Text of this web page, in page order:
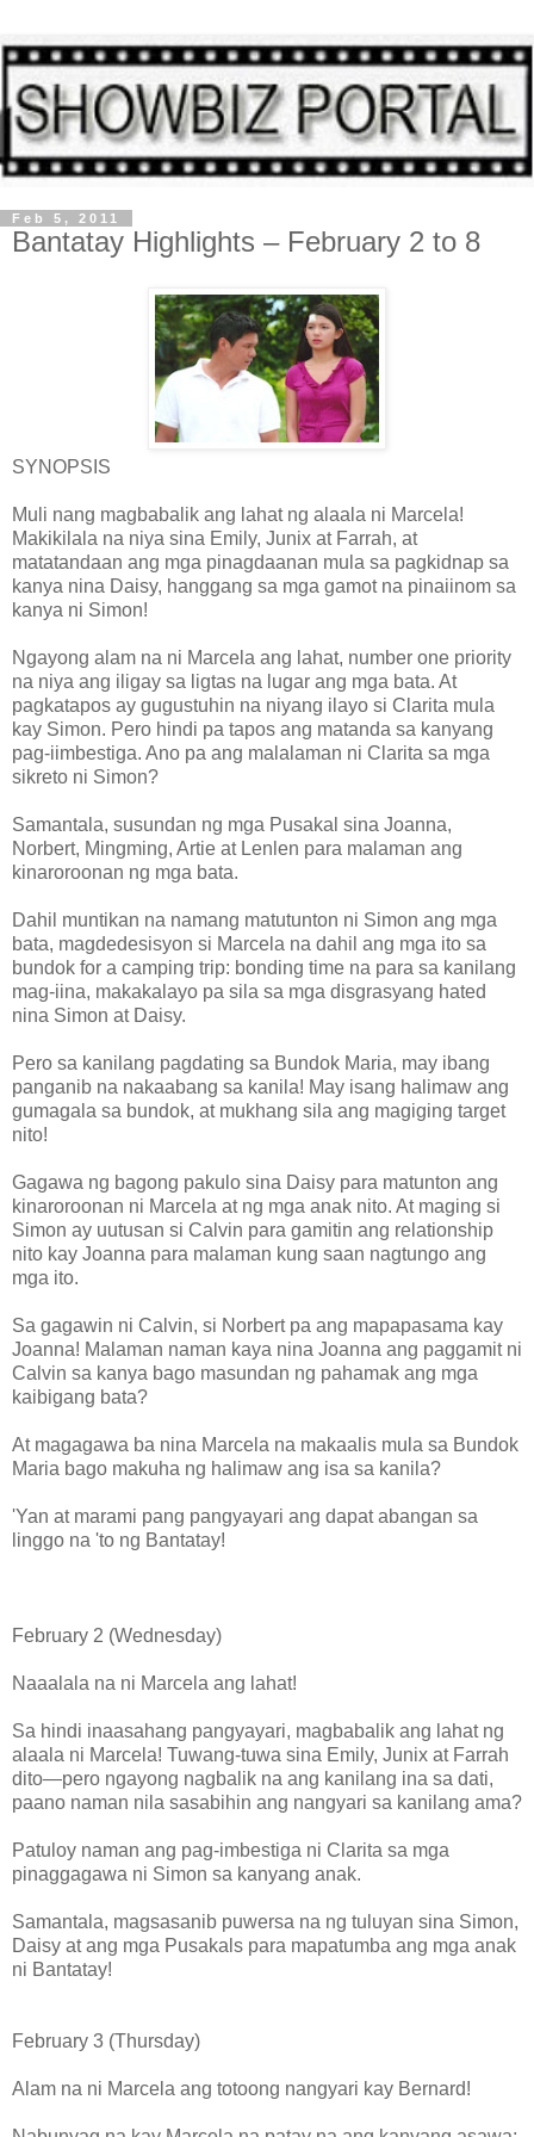
Feb 5, 2011
Bantatay Highlights – February 2 to 8
SYNOPSIS
Muli nang magbabalik ang lahat ng alaala ni Marcela!
Makikilala na niya sina Emily, Junix at Farrah, at
matatandaan ang mga pinagdaanan mula sa pagkidnap sa
kanya nina Daisy, hanggang sa mga gamot na pinaiinom sa
kanya ni Simon!
Ngayong alam na ni Marcela ang lahat, number one priority
na niya ang iligay sa ligtas na lugar ang mga bata. At
pagkatapos ay gugustuhin na niyang ilayo si Clarita mula
kay Simon. Pero hindi pa tapos ang matanda sa kanyang
pag-iimbestiga. Ano pa ang malalaman ni Clarita sa mga
sikreto ni Simon?
Samantala, susundan ng mga Pusakal sina Joanna,
Norbert, Mingming, Artie at Lenlen para malaman ang
kinaroroonan ng mga bata.
Dahil muntikan na namang matutunton ni Simon ang mga
bata, magdedesisyon si Marcela na dahil ang mga ito sa
bundok for a camping trip: bonding time na para sa kanilang
mag-iina, makakalayo pa sila sa mga disgrasyang hated
nina Simon at Daisy.
Pero sa kanilang pagdating sa Bundok Maria, may ibang
panganib na nakaabang sa kanila! May isang halimaw ang
gumagala sa bundok, at mukhang sila ang magiging target
nito!
Gagawa ng bagong pakulo sina Daisy para matunton ang
kinaroroonan ni Marcela at ng mga anak nito. At maging si
Simon ay uutusan si Calvin para gamitin ang relationship
nito kay Joanna para malaman kung saan nagtungo ang
mga ito.
Sa gagawin ni Calvin, si Norbert pa ang mapapasama kay
Joanna! Malaman naman kaya nina Joanna ang paggamit ni
Calvin sa kanya bago masundan ng pahamak ang mga
kaibigang bata?
At magagawa ba nina Marcela na makaalis mula sa Bundok
Maria bago makuha ng halimaw ang isa sa kanila?
'Yan at marami pang pangyayari ang dapat abangan sa
linggo na 'to ng Bantatay!
February 2 (Wednesday)
Naaalala na ni Marcela ang lahat!
Sa hindi inaasahang pangyayari, magbabalik ang lahat ng
alaala ni Marcela! Tuwang-tuwa sina Emily, Junix at Farrah
dito—pero ngayong nagbalik na ang kanilang ina sa dati,
paano naman nila sasabihin ang nangyari sa kanilang ama?
Patuloy naman ang pag-imbestiga ni Clarita sa mga
pinaggagawa ni Simon sa kanyang anak.
Samantala, magsasanib puwersa na ng tuluyan sina Simon,
Daisy at ang mga Pusakals para mapatumba ang mga anak
ni Bantatay!
February 3 (Thursday)
Alam na ni Marcela ang totoong nangyari kay Bernard!